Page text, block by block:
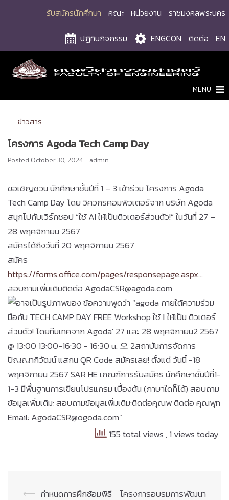
รับสมัครนักศึกษา คณะ หน่วยงาน ราชมงคลพระนคร
ปฏิทินกิจกรรม ENGCON ติดต่อ EN
MENU
ข่าวสาร
โครงการ Agoda Tech Camp Day
Posted October 30, 2024 admin
ขอเชิญชวน นักศึกษาชั้นปีที่ 1 – 3 เข้าร่วม โครงการ Agoda
Tech Camp Day โดย วิศวกรคอมพิวเตอร์จาก บริษัท Agoda
สนุกไปกับเวิร์กชอป “ใช้ AI ให้เป็นติวเตอร์ส่วนตัว!” ในวันที่ 27 –
28 พฤศจิกายน 2567
สมัครได้ถึงวันที่ 20 พฤศจิกายน 2567
สมัคร
https://forms.office.com/pages/responsepage.aspx…
สอบถามเพิ่มเติมติดต่อ AgodaCSR@agoda.com
155 total views , 1 views today
Post
⟵ กำหนดการฝึกซ้อมพิธี
โครงการอบรมการพัฒนา